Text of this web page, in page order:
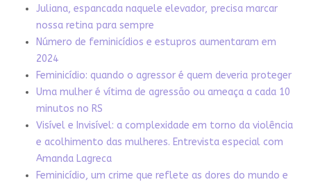
Juliana, espancada naquele elevador, precisa marcar
nossa retina para sempre
Número de feminicídios e estupros aumentaram em
2024
Feminicídio: quando o agressor é quem deveria proteger
Uma mulher é vítima de agressão ou ameaça a cada 10
minutos no RS
Visível e Invisível: a complexidade em torno da violência
e acolhimento das mulheres. Entrevista especial com
Amanda Lagreca
Feminicídio, um crime que reflete as dores do mundo e